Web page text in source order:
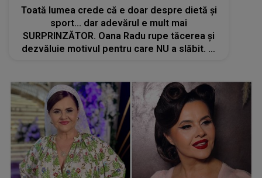
Toată lumea crede că e doar despre dietă și
sport... dar adevărul e mult mai
SURPRINZĂTOR. Oana Radu rupe tăcerea și
dezvăluie motivul pentru care NU a slăbit. Și